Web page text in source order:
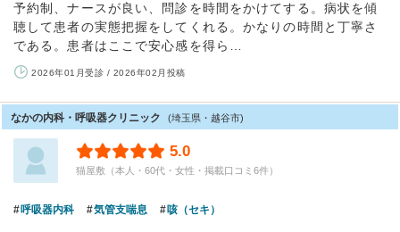
予約制、ナースが良い、問診を時間をかけてする。病状を傾
聴して患者の実態把握をしてくれる。かなりの時間と丁寧さ
である。患者はここで安心感を得ら…
2026年01月受診 / 2026年02月投稿
なかの内科・呼吸器クリニック (埼玉県・越谷市)
5.0
猫屋敷（本人・60代・女性・掲載口コミ6件）
呼吸器内科 気管支喘息 咳（セキ）